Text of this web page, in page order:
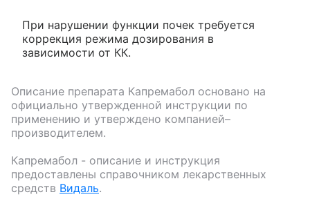
При нарушении функции почек требуется
коррекция режима дозирования в
зависимости от КК.
Описание препарата Капремабол основано на
официально утвержденной инструкции по
применению и утверждено компанией–
производителем.
Капремабол - описание и инструкция
предоставлены справочником лекарственных
средств Видаль.